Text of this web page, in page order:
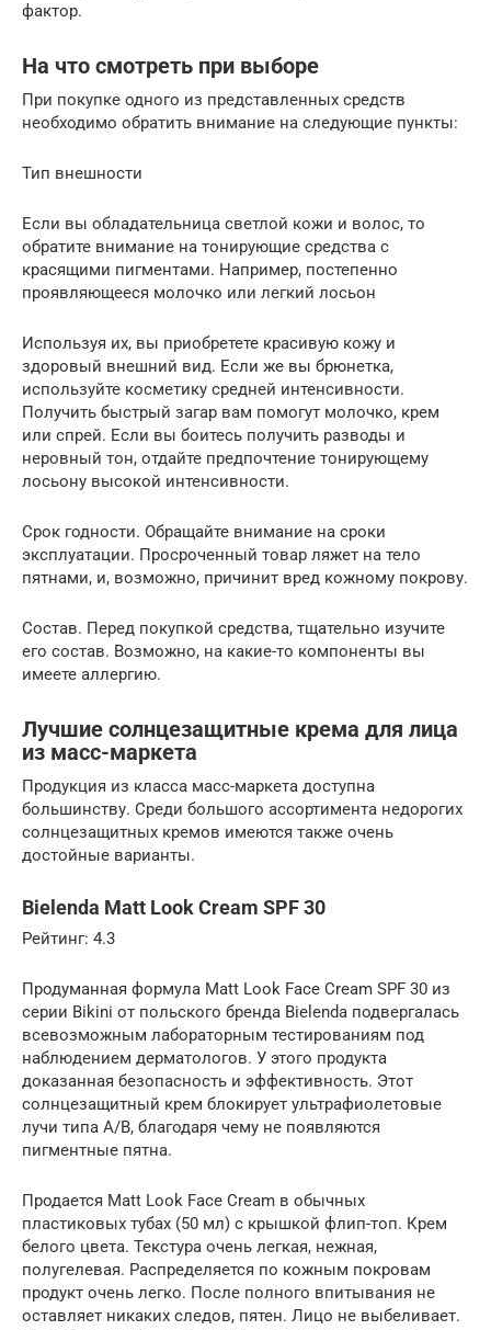
фактор.
На что смотреть при выборе
При покупке одного из представленных средств
необходимо обратить внимание на следующие пункты:
Тип внешности
Если вы обладательница светлой кожи и волос, то
обратите внимание на тонирующие средства с
красящими пигментами. Например, постепенно
проявляющееся молочко или легкий лосьон
Используя их, вы приобретете красивую кожу и
здоровый внешний вид. Если же вы брюнетка,
используйте косметику средней интенсивности.
Получить быстрый загар вам помогут молочко, крем
или спрей. Если вы боитесь получить разводы и
неровный тон, отдайте предпочтение тонирующему
лосьону высокой интенсивности.
Срок годности. Обращайте внимание на сроки
эксплуатации. Просроченный товар ляжет на тело
пятнами, и, возможно, причинит вред кожному покрову.
Состав. Перед покупкой средства, тщательно изучите
его состав. Возможно, на какие-то компоненты вы
имеете аллергию.
Лучшие солнцезащитные крема для лица
из масс-маркета
Продукция из класса масс-маркета доступна
большинству. Среди большого ассортимента недорогих
солнцезащитных кремов имеются также очень
достойные варианты.
Bielenda Matt Look Cream SPF 30
Рейтинг: 4.3
Продуманная формула Matt Look Face Cream SPF 30 из
серии Bikini от польского бренда Bielenda подвергалась
всевозможным лабораторным тестированиям под
наблюдением дерматологов. У этого продукта
доказанная безопасность и эффективность. Этот
солнцезащитный крем блокирует ультрафиолетовые
лучи типа А/В, благодаря чему не появляются
пигментные пятна.
Продается Matt Look Face Cream в обычных
пластиковых тубах (50 мл) с крышкой флип-топ. Крем
белого цвета. Текстура очень легкая, нежная,
полугелевая. Распределяется по кожным покровам
продукт очень легко. После полного впитывания не
оставляет никаких следов, пятен. Лицо не выбеливает.